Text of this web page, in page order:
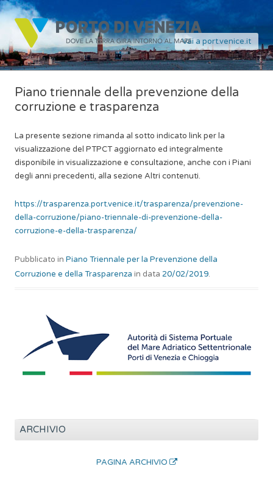
Vai a port.venice.it
Piano triennale della prevenzione della
corruzione e trasparenza
La presente sezione rimanda al sotto indicato link per la
visualizzazione del PTPCT aggiornato ed integralmente
disponibile in visualizzazione e consultazione, anche con i Piani
degli anni precedenti, alla sezione Altri contenuti.
https://trasparenza.port.venice.it/trasparenza/prevenzione-
della-corruzione/piano-triennale-di-prevenzione-della-
corruzione-e-della-trasparenza/
Pubblicato in Piano Triennale per la Prevenzione della
Corruzione e della Trasparenza in data 20/02/2019.
ARCHIVIO
PAGINA ARCHIVIO